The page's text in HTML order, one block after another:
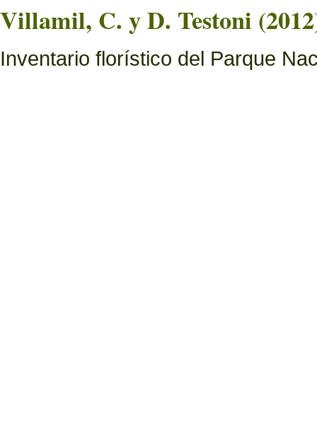
Villamil, C. y D. Testoni
Inventario florístico del Parque